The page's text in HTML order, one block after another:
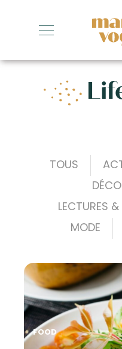
+
+
+
+
TOUS
DÉCO
LECTURES &
MODE
FOOD